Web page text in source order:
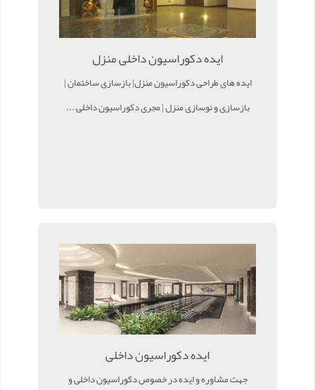
ایده دکوراسیون داخلی منزل
ایده های طراحی دکوراسیون منزل| بازسازی ساختمان |
بازسازی و نوسازی منزل | مجری دکوراسیون داخلی ...
ایده دکوراسیون داخلی
جهت مشاوره و ایده در خصوص دکوراسیون داخلی و